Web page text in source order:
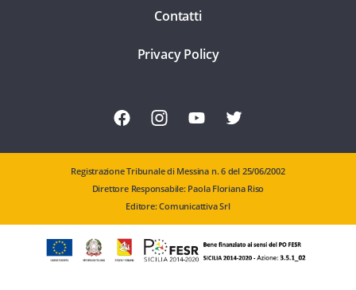
Contatti
Privacy Policy
Registrazione Tribunale di Messina n. 6 del 25/06/2002
Direttore Responsabile: Paola Floriana Riso
Editore: Comunicattiva Srl